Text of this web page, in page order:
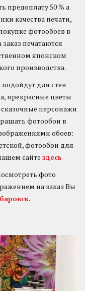
предоплату 50 % а
качества печати,
фотообоев в
печатаются
японском
производства.
для стен
прекрасные цветы
персонажи
фотообои в
обоев:
фотообои для
сайте здесь
фото
на заказ Вы